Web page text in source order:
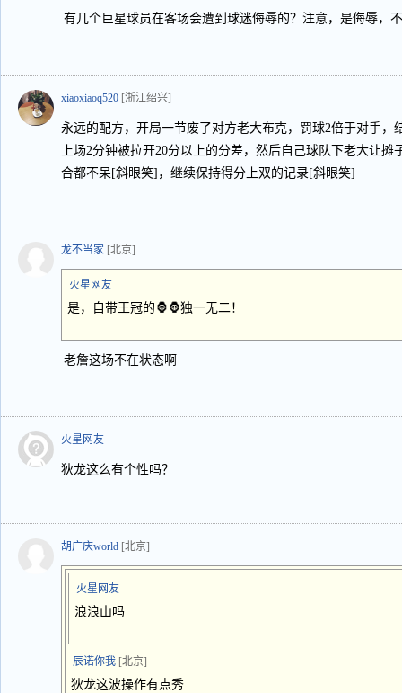
有几个巨星球员在客场会遭到球迷侮辱的？注意，是侮辱，
xiaoxiaoq520 [浙江绍兴]
永远的配方，开局一节废了对方老大布克，罚球2倍于对手，
上场2分钟被拉开20分以上的分差，然后自己球队下老大让
合都不呆[斜眼笑]，继续保持得分上双的记录[斜眼笑]
龙不当家 [北京]
火星网友
是，自带王冠的🦍🦍独一无二！
老詹这场不在状态啊
火星网友
狄龙这么有个性吗？
胡广庆world [北京]
火星网友
浪浪山吗
辰诺你我 [北京]
狄龙这波操作有点秀